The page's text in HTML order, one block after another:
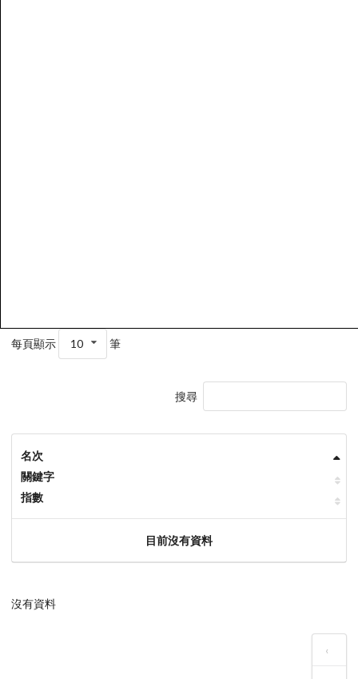
每頁顯示 10 筆
搜尋
名次
關鍵字
指數
目前沒有資料
沒有資料
‹